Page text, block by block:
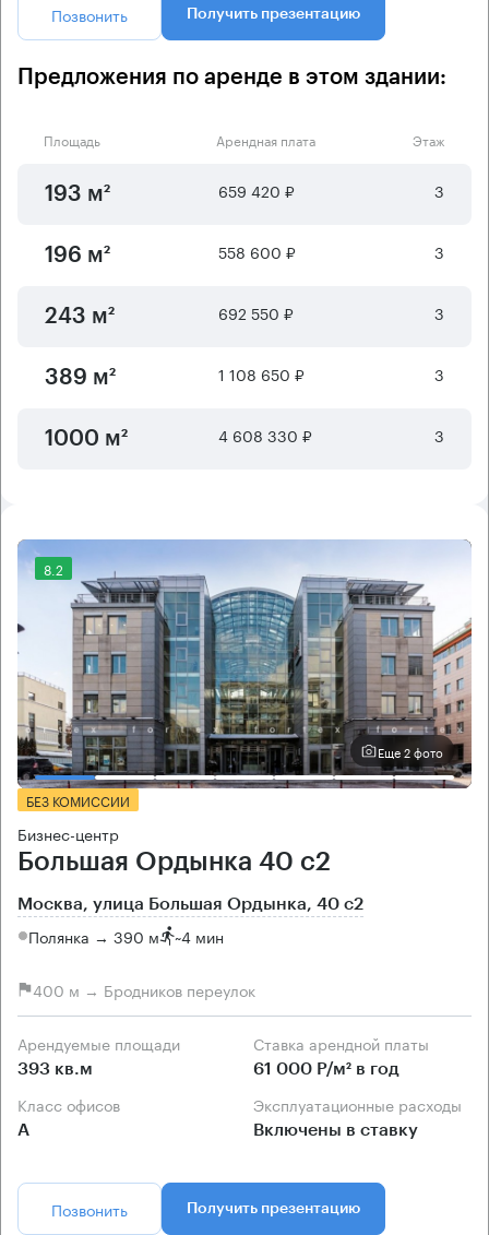
Позвонить Получить презентацию
Предложения по аренде в этом здании:
Площадь Арендная плата Этаж
193 м² 659 420 ₽ 3
196 м² 558 600 ₽ 3
243 м² 692 550 ₽ 3
389 м² 1 108 650 ₽ 3
1000 м² 4 608 330 ₽ 3
8.2
Еще 2 фото
БЕЗ КОМИССИИ
Бизнес-центр
Большая Ордынка 40 с2
Москва, улица Большая Ордынка, 40 с2
Полянка → 390 м ~4 мин
400 м → Бродников переулок
Арендуемые площади
393 кв.м
Ставка арендной платы
61 000 Р/м² в год
Класс офисов
А
Эксплуатационные расходы
Включены в ставку
Позвонить Получить презентацию